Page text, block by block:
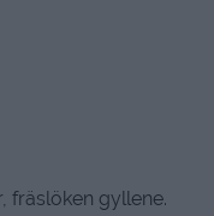
fräslöken gyllene.